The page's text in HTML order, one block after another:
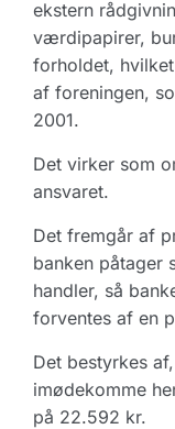
ekstern
værdipapirer,
forholdet,
af foreningen,
2001.
Det virker som
ansvaret.
Det fremgår af
banken påtager
handler, så
forventes af en
Det bestyrkes
imødekomme
på 22.592 kr.